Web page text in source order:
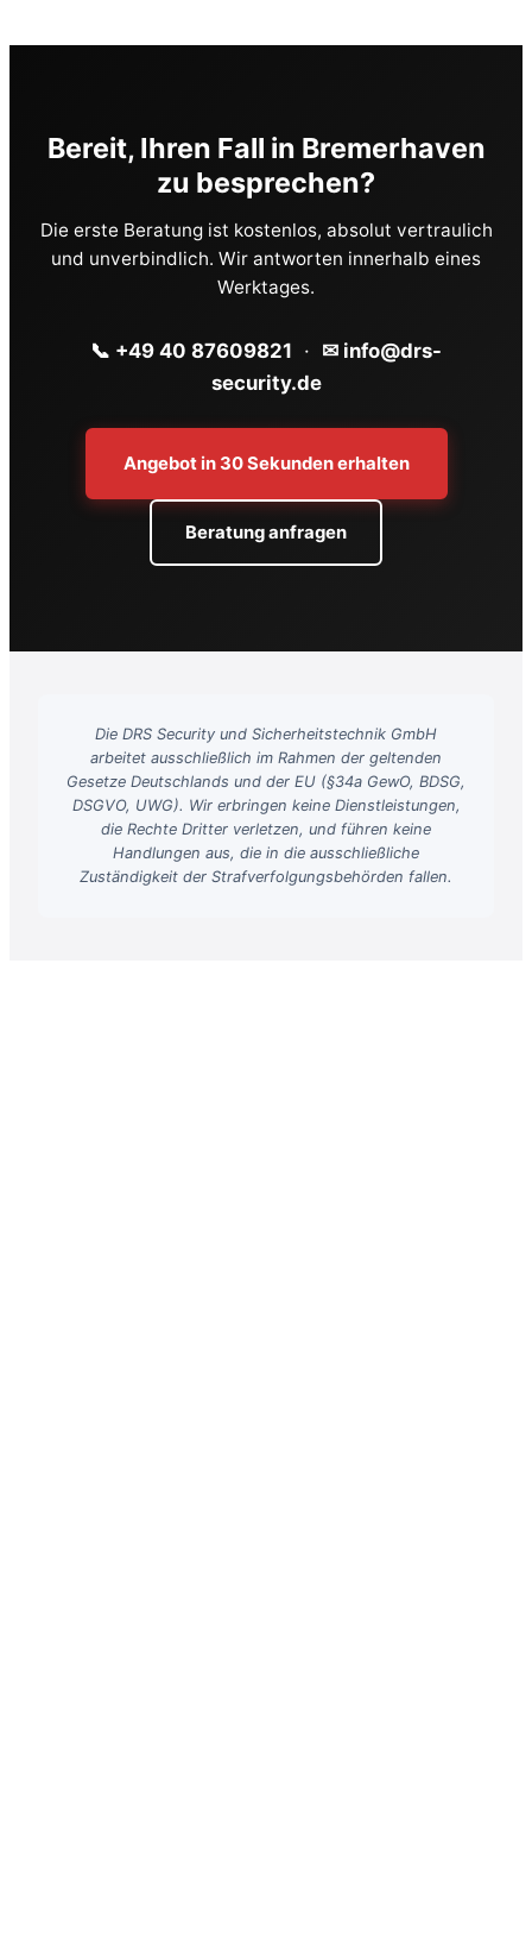
Bereit, Ihren Fall in Bremerhaven
zu besprechen?
Die erste Beratung ist kostenlos, absolut vertraulich
und unverbindlich. Wir antworten innerhalb eines
Werktages.
📞 +49 40 87609821 · ✉ info@drs-
security.de
Angebot in 30 Sekunden erhalten
Beratung anfragen
Die DRS Security und Sicherheitstechnik GmbH
arbeitet ausschließlich im Rahmen der geltenden
Gesetze Deutschlands und der EU (§34a GewO, BDSG,
DSGVO, UWG). Wir erbringen keine Dienstleistungen,
die Rechte Dritter verletzen, und führen keine
Handlungen aus, die in die ausschließliche
Zuständigkeit der Strafverfolgungsbehörden fallen.